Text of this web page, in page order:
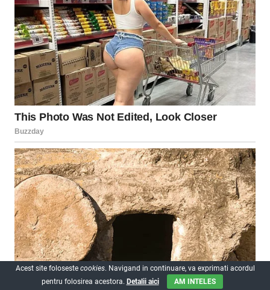
Acest site foloseste cookies. Navigand in continuare, va exprimati acordul
pentru folosirea acestora. Detalii aici AM INTELES